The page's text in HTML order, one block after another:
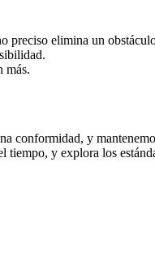
preciso elimina un
más.
conformidad, y
y explora los